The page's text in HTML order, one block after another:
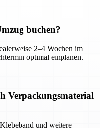
buchen?
2–4 Wochen im
optimal einplanen.
Verpackungsmaterial
und weitere